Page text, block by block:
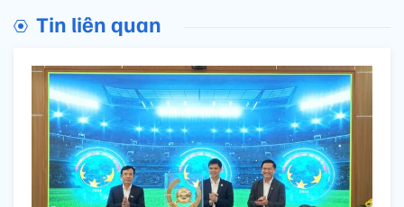
Tin liên quan